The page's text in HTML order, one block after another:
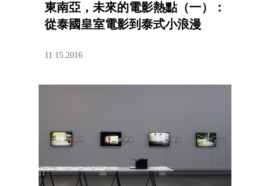
東南亞，未來的電影熱點（一）：
從泰國皇室電影到泰式小浪漫
11.15.2016